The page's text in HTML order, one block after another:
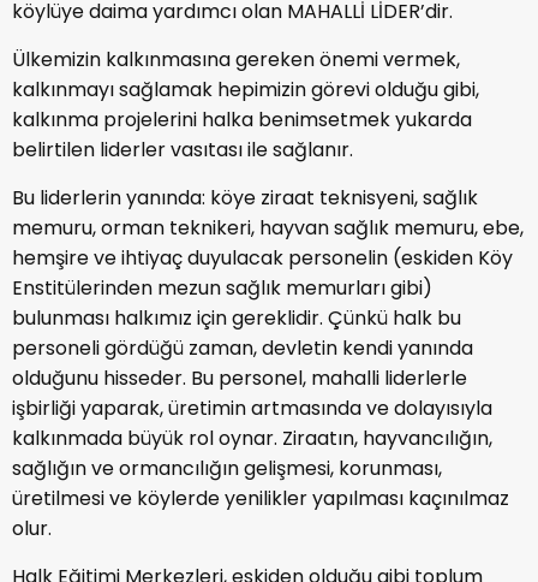
köylüye daima yardımcı olan MAHALLİ LİDER’dir.
Ülkemizin kalkınmasına gereken önemi vermek,
kalkınmayı sağlamak hepimizin görevi olduğu gibi,
kalkınma projelerini halka benimsetmek yukarda
belirtilen liderler vasıtası ile sağlanır.
Bu liderlerin yanında: köye ziraat teknisyeni, sağlık
memuru, orman teknikeri, hayvan sağlık memuru, ebe,
hemşire ve ihtiyaç duyulacak personelin (eskiden Köy
Enstitülerinden mezun sağlık memurları gibi)
bulunması halkımız için gereklidir. Çünkü halk bu
personeli gördüğü zaman, devletin kendi yanında
olduğunu hisseder. Bu personel, mahalli liderlerle
işbirliği yaparak, üretimin artmasında ve dolayısıyla
kalkınmada büyük rol oynar. Ziraatın, hayvancılığın,
sağlığın ve ormancılığın gelişmesi, korunması,
üretilmesi ve köylerde yenilikler yapılması kaçınılmaz
olur.